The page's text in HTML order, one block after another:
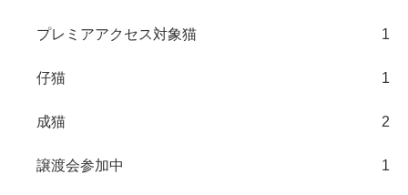
プレミアアクセス対象猫 1
仔猫 1
成猫 2
譲渡会参加中 1